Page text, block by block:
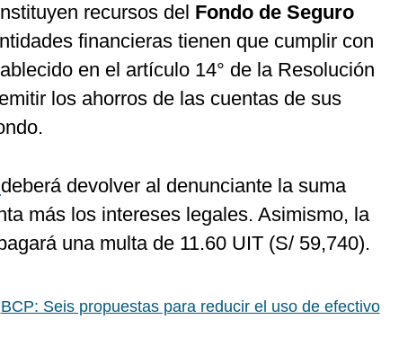
recursos del Fondo de Seguro
financieras tienen que cumplir con
en el artículo 14° de la Resolución
los ahorros de las cuentas de sus
deberá devolver al denunciante la suma
más los intereses legales. Asimismo, la
una multa de 11.60 UIT (S/ 59,740).
BCP: Seis propuestas para reducir el uso de efectivo